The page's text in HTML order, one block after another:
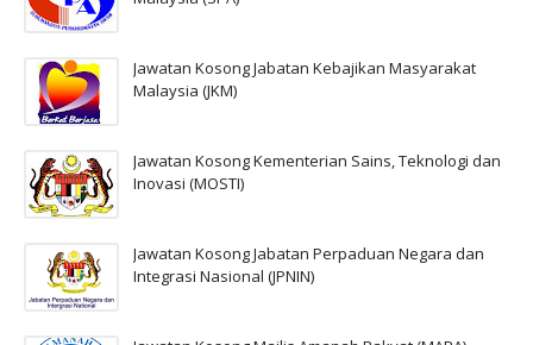
Jawatan Kosong Jabatan Kebajikan Masyarakat
Malaysia (JKM)
Jawatan Kosong Kementerian Sains, Teknologi dan
Inovasi (MOSTI)
Jawatan Kosong Jabatan Perpaduan Negara dan
Integrasi Nasional (JPNIN)